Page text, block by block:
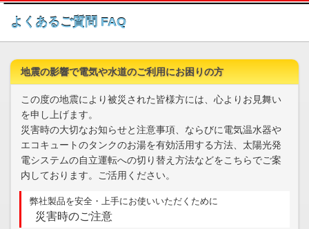
このページの本文へ
よくあるご質問 FAQ
地震の影響で電気や水道のご利用にお困りの方
この度の地震により被災された皆様方には、心よりお見舞い
を申し上げます。
災害時の大切なお知らせと注意事項、ならびに電気温水器や
エコキュートのタンクのお湯を有効活用する方法、太陽光発
電システムの自立運転への切り替え方法などをこちらでご案
内しております。ご活用ください。
弊社製品を安全・上手にお使いいただくために
災害時のご注意